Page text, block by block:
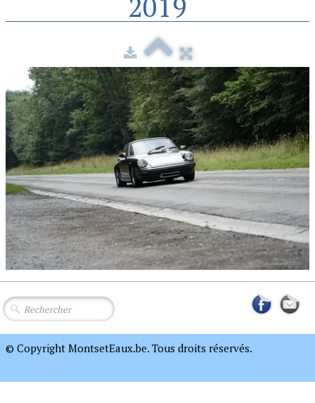
Telechargements
© Copyright MontsetEaux.be. Tous droits réservés.